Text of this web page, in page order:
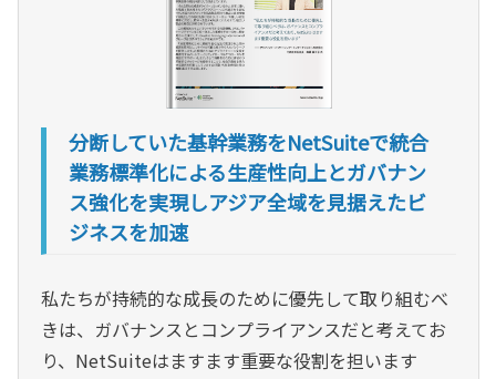
分断していた基幹業務をNetSuiteで統合
業務標準化による生産性向上とガバナン
ス強化を実現しアジア全域を見据えたビ
ジネスを加速
私たちが持続的な成長のために優先して取り組むべ
きは、ガバナンスとコンプライアンスだと考えてお
り、NetSuiteはますます重要な役割を担います